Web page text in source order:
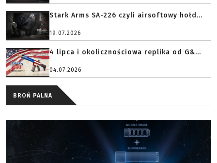
Stark Arms SA-226 czyli airsoftowy hołd...
19.07.2026
4 lipca i okolicznościowa replika od G&...
04.07.2026
BROŃ PALNA